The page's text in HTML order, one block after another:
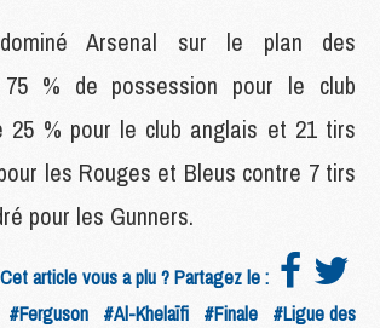
Arsenal sur le plan des
% de possession pour le club
25 % pour le club anglais et 21 tirs
les Rouges et Bleus contre 7 tirs
pour les Gunners.
Cet article vous a plu ? Partagez le :
#Ferguson #Al-Khelaïfi #Finale #Ligue des